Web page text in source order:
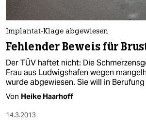
Implantat-Klage abgewiesen
Fehlender Beweis für
Der TÜV haftet nicht: Die
Frau aus Ludwigshafen wegen
wurde abgewiesen. Sie will in
Von Heike Haarhoff
14.3.2013